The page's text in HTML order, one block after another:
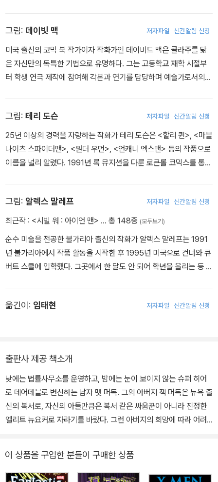
모든 스파이더맨 연재분을 썼고, 이곳에서 데뷔시킨 마일스 모랄레스
의 모험을 마블 유니버스에서 이어 나갔다. 뮤턴트들의 이야기를 담
은 「올뉴 엑스맨」과 「언캐니 엑스맨」, 히어로들을 성층권으로 올려 보
낸 「가디언즈 오브 갤럭시」 이후 벤디스가 뒤흔들어 놓은 토니 스타크
트리트 히어로 루크 케이지, 아이언 피스트, 데어데블, 그리고 자신이
공동 창작한 제시카 존스를 집결시켜 『디펜더스』를 연재했다.
그림: 데이빗 맥 저자파일 신간알림 신청
미국 출신의 코믹 북 작가이자 작화가인 데이비드 맥은 콜라주를 닮
은 자신만의 독특한 기법으로 유명하다. 그는 고등학교 재학 시절부
터 학생 연극 제작에 참여해 각본과 연기를 담당하며 예술가로서의
학 생활을 한 끝에 그래픽 디자인 전공으로 졸업했다. 아직 학생이던
1994년 캘리버 출판사에서 그의 대표작으로 손꼽히는 <가부키>를
출간하기 시작했는데, 이 작품은 이후 이미지를 거쳐 마블 아이콘 임
프린트에서 출간했다. 참여한 작품으로 <데어데블>, <에일리어스>,
그림: 테리 도슨 저자파일 신간알림 신청
25년 이상의 경력을 자랑하는 작화가 테리 도슨은 <할리 퀸>, <마블
나이츠 스파이더맨>, <원더 우먼>, <언캐니 엑스맨> 등의 작품으로
이름을 널리 알렸다. 1991년 록 뮤지션을 다룬 로큰롤 코믹스를 통해
트림 코믹스에 발을 들이고 연이어 그해 또 하나의 마블 엑스맨 타이
틀을 맡으며 인기 작화가로서의 입지를 굳혔다. 도슨은 현재도 마블
그림: 알렉스 말레프 저자파일 신간알림 신청
최근작 : <시빌 워 : 아이언 맨> … 총 148종 (모두보기)
순수 미술을 전공한 불가리아 출신의 작화가 알렉스 말레프는 1991
년 불가리아에서 작품 활동을 시작한 후 1995년 미국으로 건너와 큐
버트 스쿨에 입학했다. 그곳에서 한 달도 안 되어 학년을 올리는 등 두
협업한 작품이 유명하며, 데어데블과 스파이더우먼, 헤일로, 문 나이
옮긴이: 임태현 저자파일 신간알림 신청
출판사 제공 책소개
낮에는 법률사무소를 운영하고, 밤에는 눈이 보이지 않는 슈퍼 히어
로 데어데블로 변신하는 남자 맷 머독. 그의 아버지 잭 머독은 뉴욕 출
신의 복서로, 자신의 아들만큼은 복서 같은 싸움꾼이 아니라 진정한
엘리트 뉴요커로 자라기를 바랐다. 그런 아버지의 희망에 따라 어려
는 맷. 그런데 시력을 잃은 대신 그 외의 모든 감각기관이 초인적으로
발달되는 부작용을 겪는다. 시간이 흘러 법 공부를 마친 맷은 아버지
이 상품을 구입한 분들이 구매한 상품